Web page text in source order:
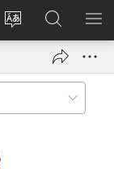
Baguhin
ng
Mag-
log
sa
JW.ORG